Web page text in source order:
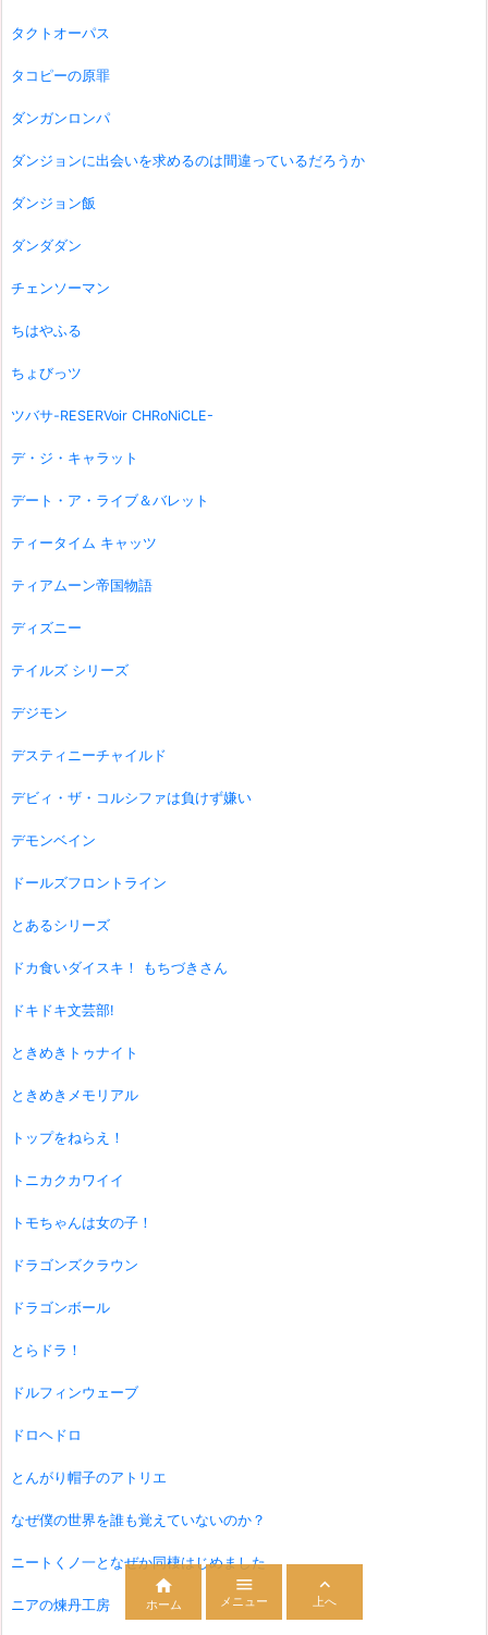
タクトオーパス
タコピーの原罪
ダンガンロンパ
ダンジョンに出会いを求めるのは間違っているだろうか
ダンジョン飯
ダンダダン
チェンソーマン
ちはやふる
ちょびっツ
ツバサ-RESERVoir CHRoNiCLE-
デ・ジ・キャラット
デート・ア・ライブ＆バレット
ティータイム キャッツ
ティアムーン帝国物語
ディズニー
テイルズ シリーズ
デジモン
デスティニーチャイルド
デビィ・ザ・コルシファは負けず嫌い
デモンベイン
ドールズフロントライン
とあるシリーズ
ドカ食いダイスキ！ もちづきさん
ドキドキ文芸部!
ときめきトゥナイト
ときめきメモリアル
トップをねらえ！
トニカクカワイイ
トモちゃんは女の子！
ドラゴンズクラウン
ドラゴンボール
とらドラ！
ドルフィンウェーブ
ドロヘドロ
とんがり帽子のアトリエ
なぜ僕の世界を誰も覚えていないのか？
ニートくノ一となぜか同棲はじめました
ニアの煉丹工房

ホーム

メニュー

上へ